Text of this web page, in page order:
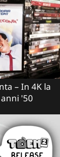
– In 4K la
'50